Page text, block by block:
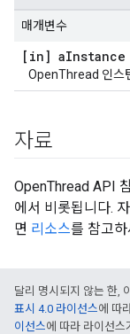
매개변수
[in] aInstance
OpenThread 인스
자료
OpenThread API
에서 비롯됩니다.
면 리소스를 참고하
달리 명시되지 않는 한,
표시 4.0 라이선스에 따
이선스에 따라 라이선스